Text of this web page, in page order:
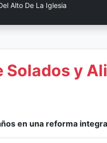
Alto De La Iglesia
y
en una reforma